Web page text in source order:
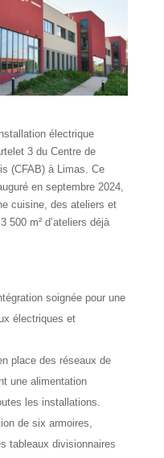
électrique
3 du Centre de
(CFAB) à Limas. Ce
en septembre 2024,
cuisine, des ateliers et
500 m² d’ateliers déjà
soignée pour une
électriques et
place des réseaux de
une alimentation
les installations.
de six armoires,
tableaux divisionnaires